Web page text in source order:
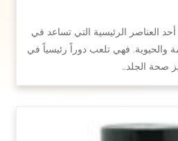
أحد العناصر الرئيسية التي تساعد في
والحيوية. فهي تلعب دوراً رئيسياً في
صحة الجلد…